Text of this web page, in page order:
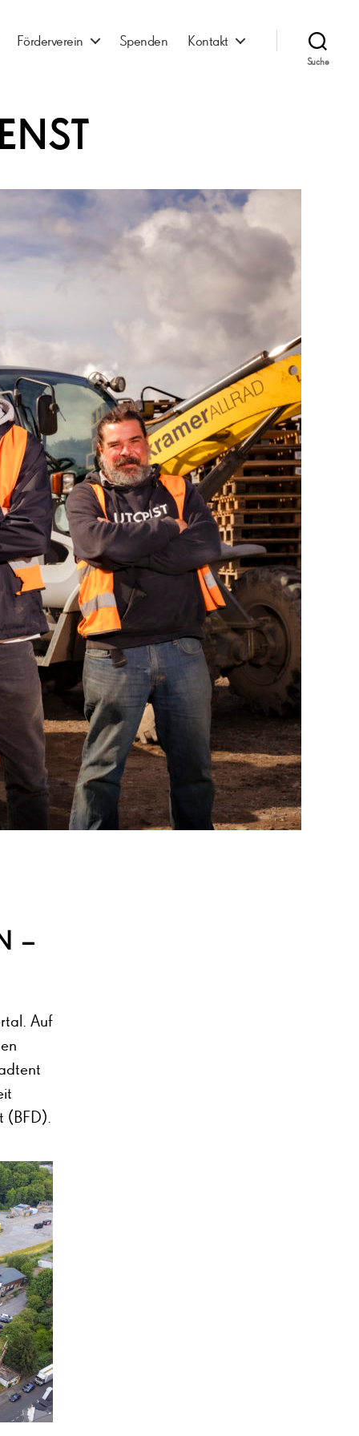
Förderverein Spenden Kontakt
Suche
–
Auf
(BFD).